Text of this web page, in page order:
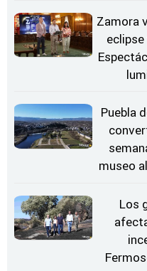
Zamora
Puebla
museo
Los